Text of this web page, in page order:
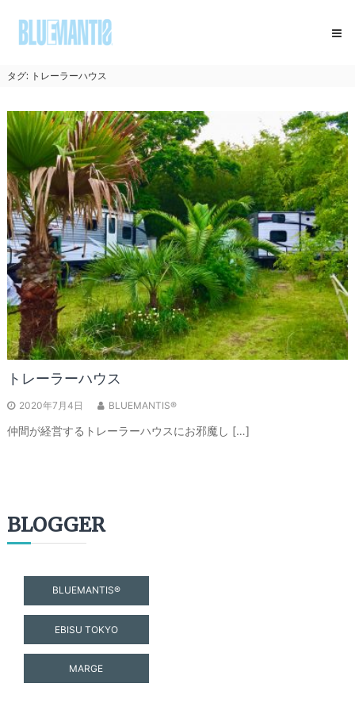
ツ
キ
ッ
プ
BLUEMANTIS
タグ: トレーラーハウス
トレーラーハウス
2020年7月4日 BLUEMANTIS®
仲間が経営するトレーラーハウスにお邪魔し […]
BLOGGER
BLUEMANTIS®
EBISU TOKYO
MARGE